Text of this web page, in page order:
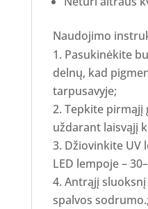
Naudojimo
Pasukinėkite
delnų, kad
tarpusavyje;
Tepkite pirmąjį
uždarant laisvąjį
Džiovinkite UV
LED lempoje –
Antrąjį
spalvos sodrumo.;